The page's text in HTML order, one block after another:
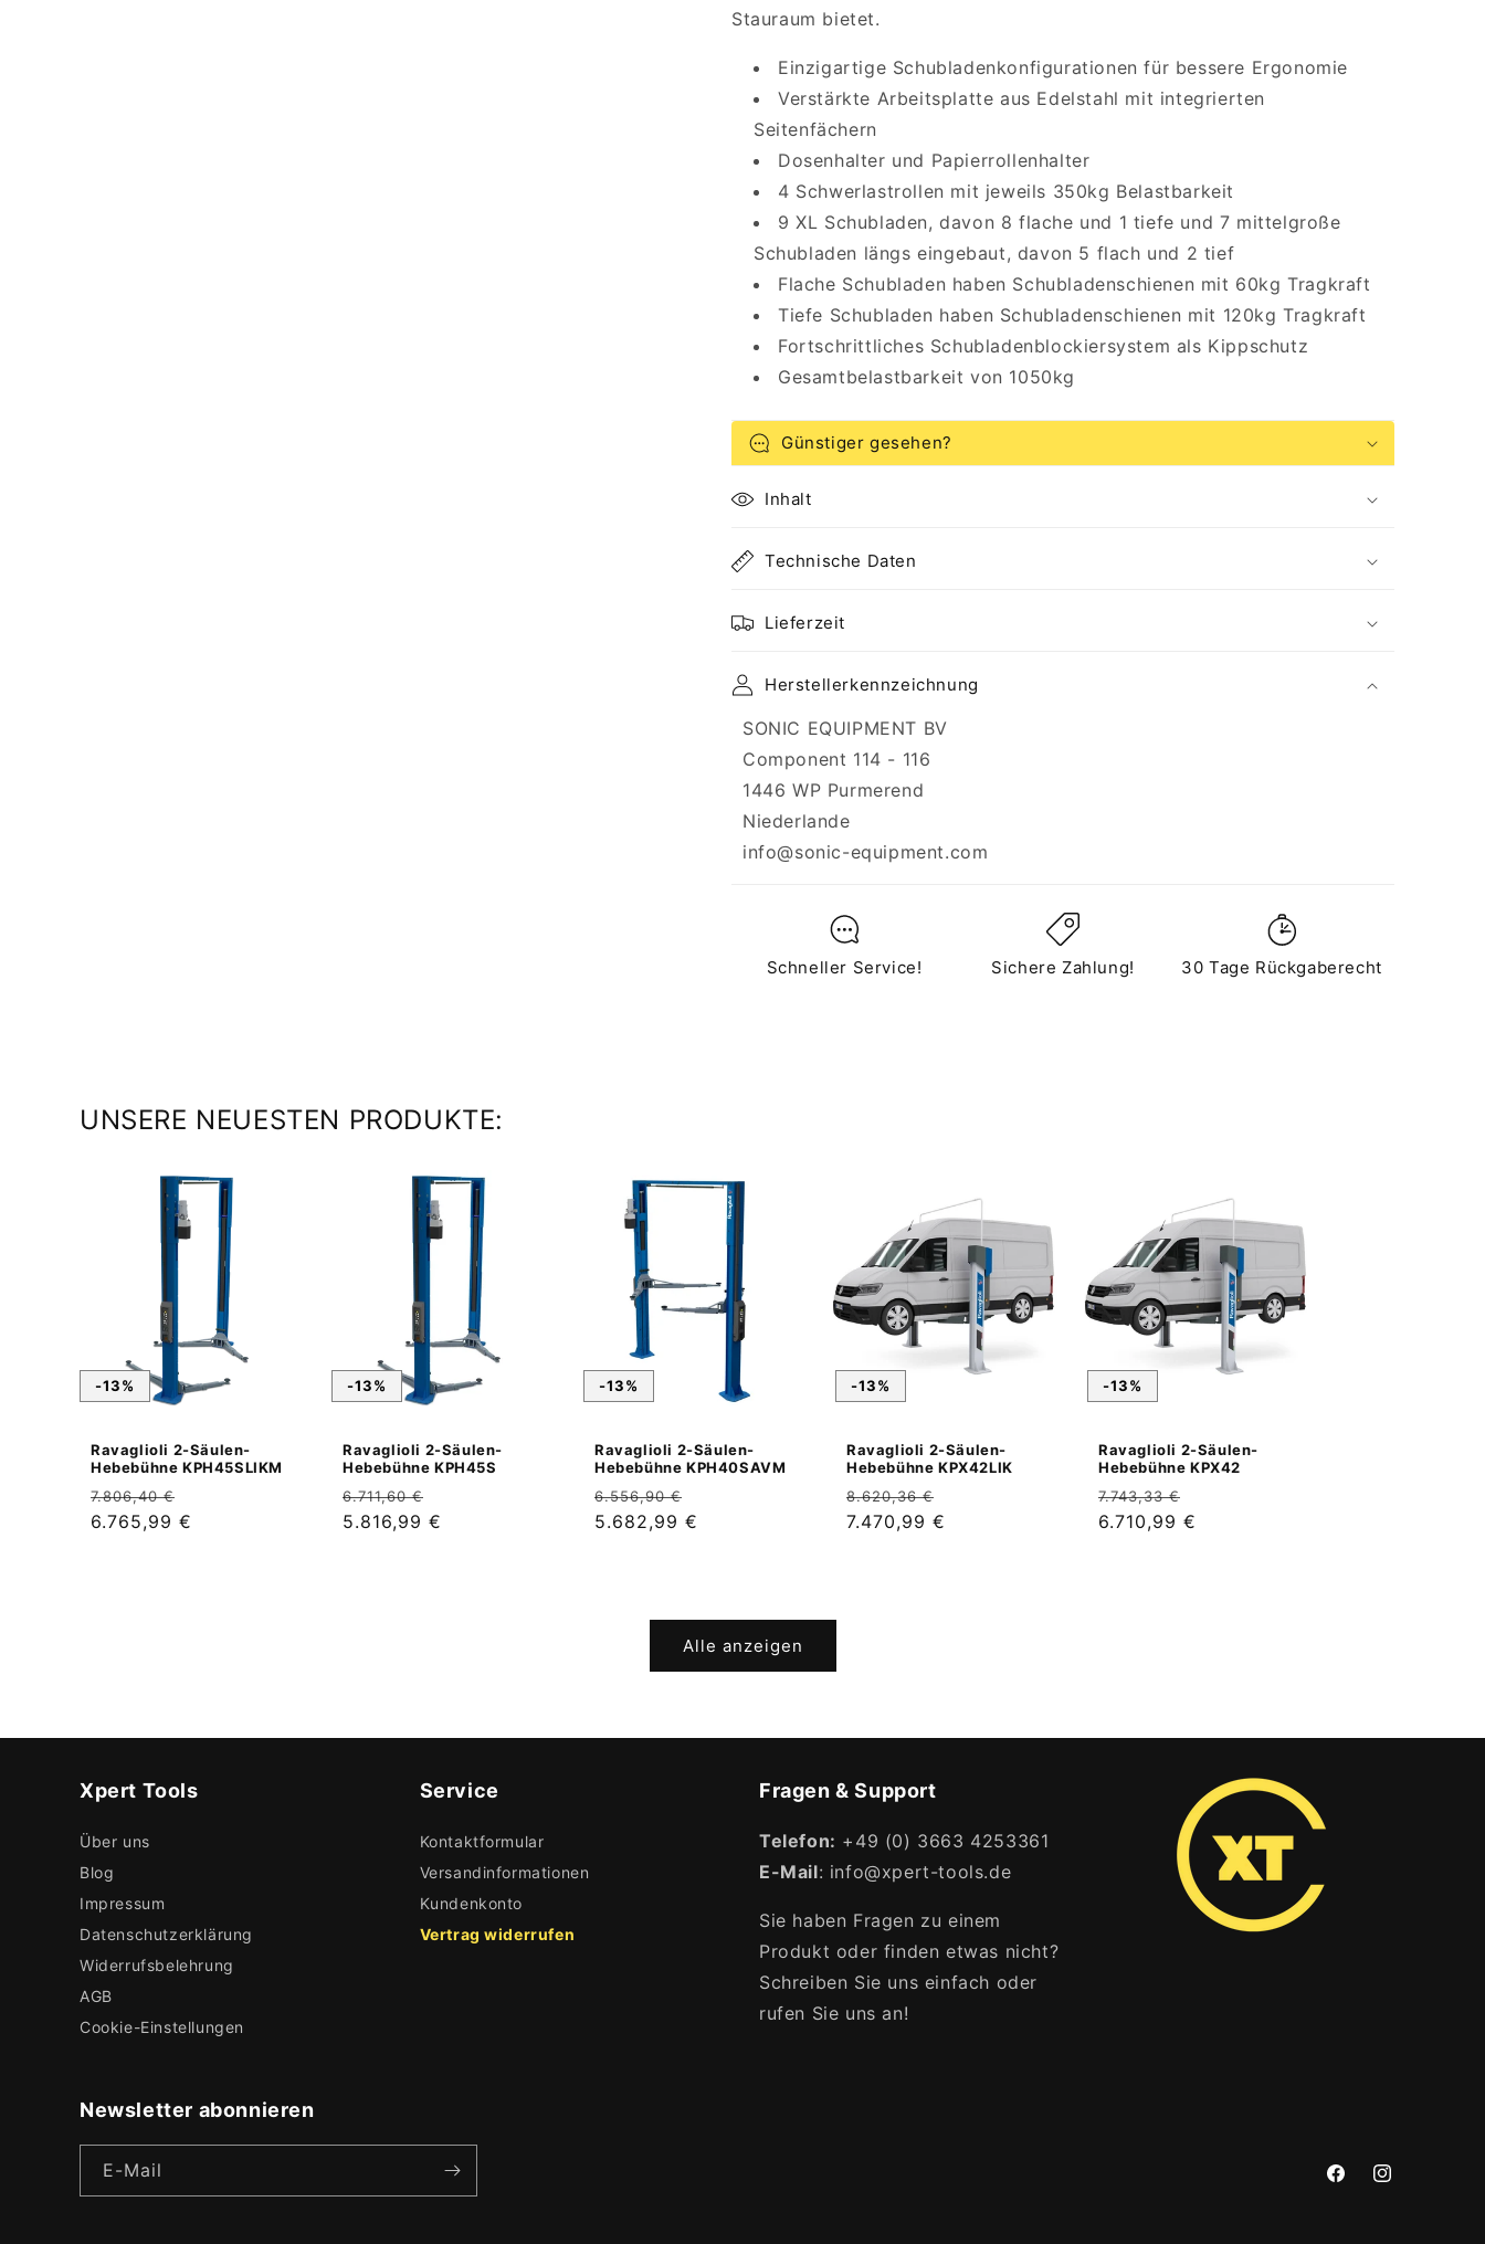
Stauraum bietet.
Einzigartige Schubladenkonfigurationen für bessere Ergonomie
Verstärkte Arbeitsplatte aus Edelstahl mit integrierten
Seitenfächern
Dosenhalter und Papierrollenhalter
4 Schwerlastrollen mit jeweils 350kg Belastbarkeit
9 XL Schubladen, davon 8 flache und 1 tiefe und 7 mittelgroße
Schubladen längs eingebaut, davon 5 flach und 2 tief
Flache Schubladen haben Schubladenschienen mit 60kg Tragkraft
Tiefe Schubladen haben Schubladenschienen mit 120kg Tragkraft
Fortschrittliches Schubladenblockiersystem als Kippschutz
Gesamtbelastbarkeit von 1050kg
Günstiger gesehen?
Inhalt
Technische Daten
Lieferzeit
Herstellerkennzeichnung
SONIC EQUIPMENT BV
Component 114 - 116
1446 WP Purmerend
Niederlande
info@sonic-equipment.com
Schneller Service! Sichere Zahlung! 30 Tage Rückgaberecht
UNSERE NEUESTEN PRODUKTE:
-13%
Ravaglioli 2-Säulen-
Hebebühne KPH45SLIKM
Normaler
Preis
7.806,40 €
6.765,99 €
-13%
Ravaglioli 2-Säulen-
Hebebühne KPH45S
Normaler
Preis
6.711,60 €
5.816,99 €
-13%
Ravaglioli 2-Säulen-
Hebebühne KPH40SAVM
Normaler
Preis
6.556,90 €
5.682,99 €
-13%
Ravaglioli 2-Säulen-
Hebebühne KPX42LIK
Normaler
Preis
8.620,36 €
7.470,99 €
-13%
Ravaglioli 2-Säulen-
Hebebühne KPX42
Normaler
Preis
7.743,33 €
6.710,99 €
Alle anzeigen
Xpert Tools
Über uns
Blog
Impressum
Datenschutzerklärung
Widerrufsbelehrung
AGB
Cookie-Einstellungen
Service
Kontaktformular
Versandinformationen
Kundenkonto
Vertrag widerrufen
Fragen & Support
Telefon: +49 (0) 3663 4253361
E-Mail: info@xpert-tools.de
Sie haben Fragen zu einem
Produkt oder finden etwas nicht?
Schreiben Sie uns einfach oder
rufen Sie uns an!
Newsletter abonnieren
E-Mail
FacebookInstagram